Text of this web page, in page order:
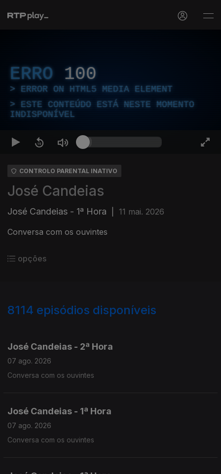
ERRO 100
ERROR ON HTML5 MEDIA ELEMENT
ESTE CONTEÚDO ESTÁ NESTE MOMENTO
INDISPONÍVEL
CONTROLO PARENTAL INATIVO
José Candeias
José Candeias - 1ª Hora 11 mai. 2026
Conversa com os ouvintes
opções
8114 episódios disponíveis
José Candeias - 2ª Hora
07 ago. 2026
Conversa com os ouvintes
José Candeias - 1ª Hora
07 ago. 2026
Conversa com os ouvintes